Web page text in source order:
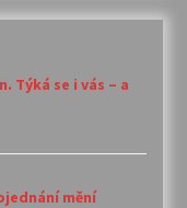
Týká se i vás – a
mění